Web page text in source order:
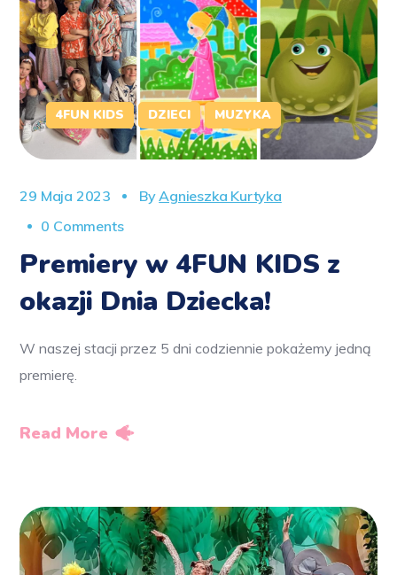
4FUN KIDS DZIECI MUZYKA
29 Maja 2023 ByAgnieszka Kurtyka
0 Comments
Premiery w 4FUN KIDS z
okazji Dnia Dziecka!
W naszej stacji przez 5 dni codziennie pokażemy jedną
premierę.
Read More